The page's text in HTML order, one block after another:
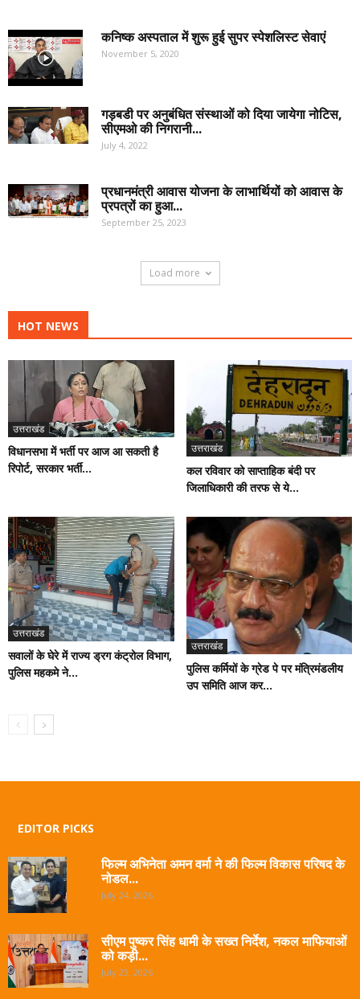
कनिष्क अस्पताल में शुरू हुई सुपर स्पेशलिस्ट सेवाएं
November 5, 2020
गड़बडी पर अनुबंधित संस्थाओं को दिया जायेगा नोटिस,
सीएमओ की निगरानी...
July 4, 2022
प्रधानमंत्री आवास योजना के लाभार्थियों को आवास के
प्रपत्रों का हुआ...
September 25, 2023
Load more
HOT NEWS
उत्तराखंड
विधानसभा में भर्ती पर आज आ सकती है
रिपोर्ट, सरकार भर्ती...
उत्तराखंड
कल रविवार को साप्ताहिक बंदी पर
जिलाधिकारी की तरफ से ये...
उत्तराखंड
सवालों के घेरे में राज्य ड्रग कंट्रोल विभाग,
पुलिस महकमे ने...
उत्तराखंड
पुलिस कर्मियों के ग्रेड पे पर मंत्रिमंडलीय
उप समिति आज कर...
EDITOR PICKS
फिल्म अभिनेता अमन वर्मा ने की फिल्म विकास परिषद के
नोडल...
July 24, 2026
सीएम पुष्कर सिंह धामी के सख्त निर्देश, नकल माफियाओं
को कड़ी...
July 23, 2026